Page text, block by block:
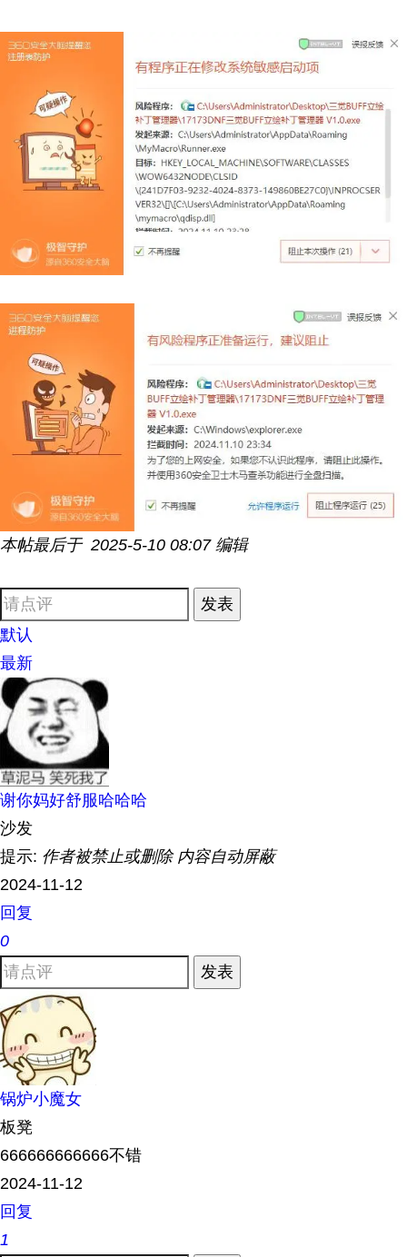
本帖最后于 2025-5-10 08:07 编辑
发表
默认
最新
谢你妈好舒服哈哈哈
沙发
提示: 作者被禁止或删除 内容自动屏蔽
2024-11-12
回复
0
发表
锅炉小魔女
板凳
666666666666不错
2024-11-12
回复
1